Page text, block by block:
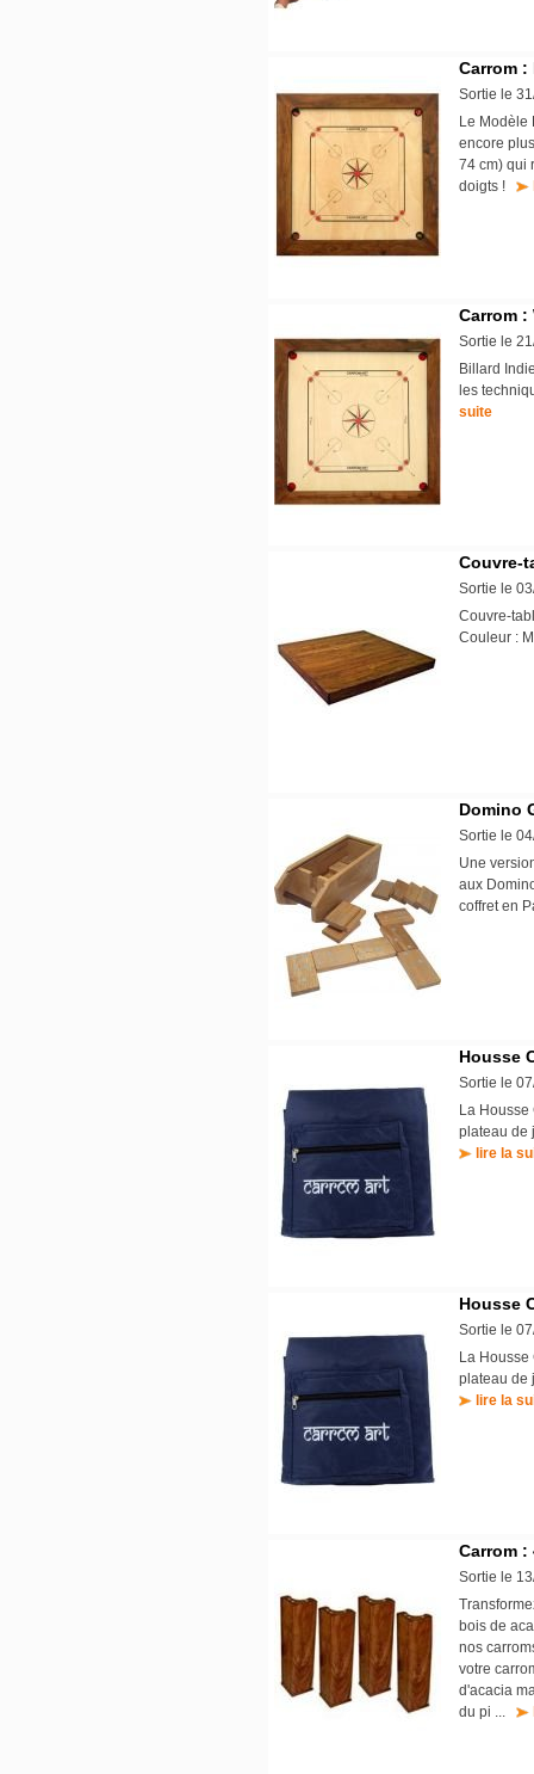
Carrom :
Sortie le
Le Modèle
encore
74 cm) qui
doigts !
Carrom :
Sortie le
Billard
les
suite
Couvre-
Sortie le
Couvre-
Couleur :
Domino
Sortie le
Une
aux
coffret en
Housse
Sortie le
La Housse
plateau de
lire la
Housse
Sortie le
La Housse
plateau de
lire la
Carrom :
Sortie le
bois de
nos
votre
d'acacia
du pi ...